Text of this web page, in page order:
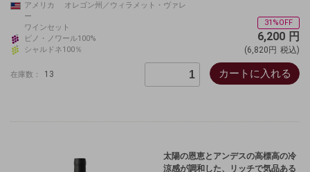
アメリカ オレゴン州／ウィラメット・ヴァレ
ー
ワインセット
ピノ・ノワール100%
シャルドネ100％
31%OFF
6,200 円
(6,820円 税込)
在庫数： 13 カートに入れる
太陽の恩恵とアンデスの高標高の冷
涼感が調和した、リッチで気品ある